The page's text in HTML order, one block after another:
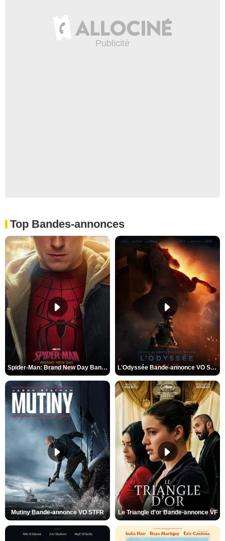
Top Bandes-annonces
Spider-Man: Brand New Day Bande-annonce VO STFR L'Odyssée Bande-annonce VO STFR
Mutiny Bande-annonce VO STFR Le Triangle d'or Bande-annonce VF